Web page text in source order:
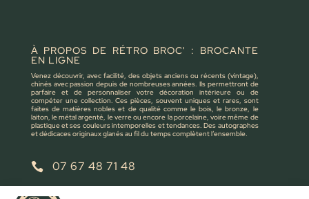
À PROPOS DE RÉTRO BROC' : BROCANTE
EN LIGNE
Venez découvrir, avec facilité, des objets anciens ou récents (vintage),
chinés avec passion depuis de nombreuses années. Ils permettront de
parfaire et de personnaliser votre décoration intérieure ou de
compéter une collection. Ces pièces, souvent uniques et rares, sont
faites de matières nobles et de qualité comme le bois, le bronze, le
laiton, le métal argenté, le verre ou encore la porcelaine, voire même de
plastique et ses couleurs intemporelles et tendances. Des autographes
et dédicaces originaux glanés au fil du temps complètent l’ensemble.
 07 67 48 71 48
 retrobroc85@gmail.com